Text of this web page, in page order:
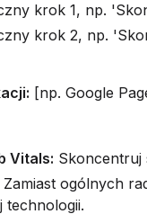
krok 1, np.
krok 2, np.
[np. Google
Vitals: Skoncentruj
Zamiast ogólnych
technologii.